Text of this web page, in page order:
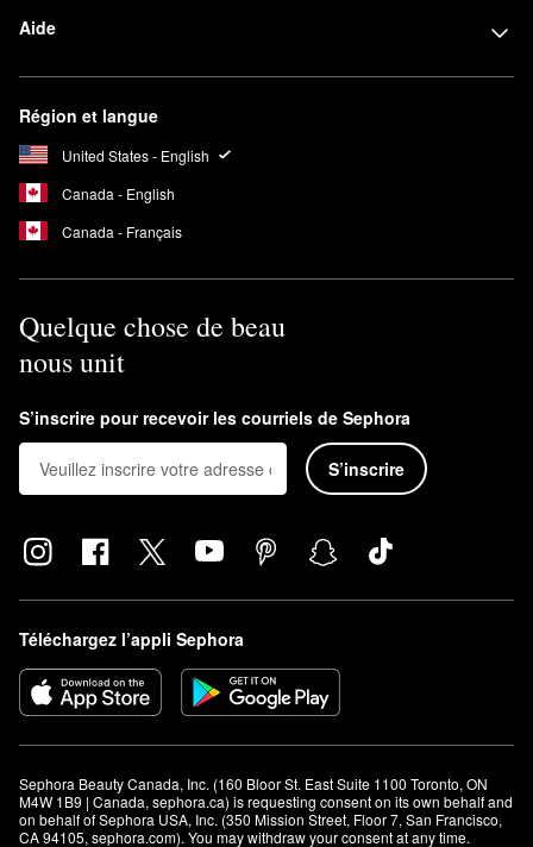
Aide
Région et langue
United States - English
Canada - English
Canada - Français
Quelque chose de beau
nous unit
S’inscrire pour recevoir les courriels de Sephora
S’inscrire
Téléchargez l’appli Sephora
Sephora Beauty Canada, Inc. (160 Bloor St. East Suite 1100 Toronto, ON
M4W 1B9 | Canada, sephora.ca) is requesting consent on its own behalf and
on behalf of Sephora USA, Inc. (350 Mission Street, Floor 7, San Francisco,
CA 94105, sephora.com). You may withdraw your consent at any time.